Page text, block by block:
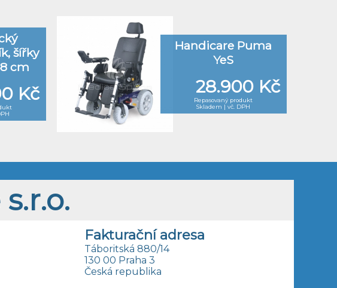
šířky
cm
Kč
Handicare Puma
YeS
28.900 Kč
Repasovaný produkt
Skladem | vč. DPH
Fakturační adresa
Táboritská 880/14
130 00 Praha 3
Česká republika